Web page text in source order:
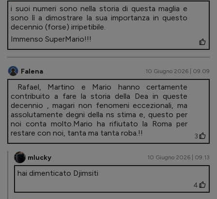
i suoi numeri sono nella storia di questa maglia e
sono lì a dimostrare la sua importanza in questo
decennio (forse) irripetibile.
Immenso SuperMario!!!
Falena 10 Giugno 2026 | 09.09
Rafael, Martino e Mario hanno certamente
contribuito a fare la storia della Dea in queste
decennio , magari non fenomeni eccezionali, ma
assolutamente degni della ns stima e, questo per
noi conta molto.Mario ha rifiutato la Roma per
restare con noi, tanta ma tanta roba.!!
3
mlucky 10 Giugno 2026 | 09.13
hai dimenticato Djimsiti
4